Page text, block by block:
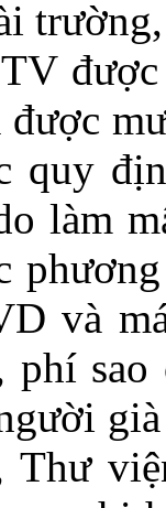
được
quy
làm
và
phí
Thư